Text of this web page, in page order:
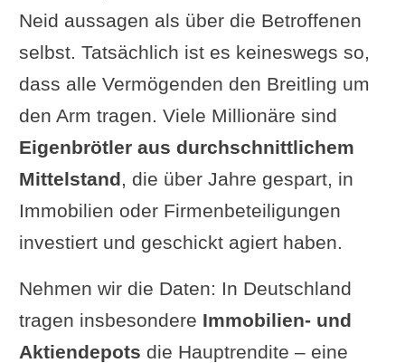
Neid aussagen als über die Betroffenen
selbst. Tatsächlich ist es keineswegs so,
dass alle Vermögenden den Breitling um
den Arm tragen. Viele Millionäre sind
Eigenbrötler aus durchschnittlichem
Mittelstand, die über Jahre gespart, in
Immobilien oder Firmenbeteiligungen
investiert und geschickt agiert haben.
Nehmen wir die Daten: In Deutschland
tragen insbesondere Immobilien- und
Aktiendepots die Hauptrendite – eine